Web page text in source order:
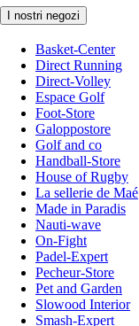
I nostri negozi
Basket-Center
Direct Running
Direct-Volley
Espace Golf
Foot-Store
Galoppostore
Golf and co
Handball-Store
House of Rugby
La sellerie de Maé
Made in Paradis
Nauti-wave
On-Fight
Padel-Expert
Pecheur-Store
Pet and Garden
Slowood Interior
Smash-Expert